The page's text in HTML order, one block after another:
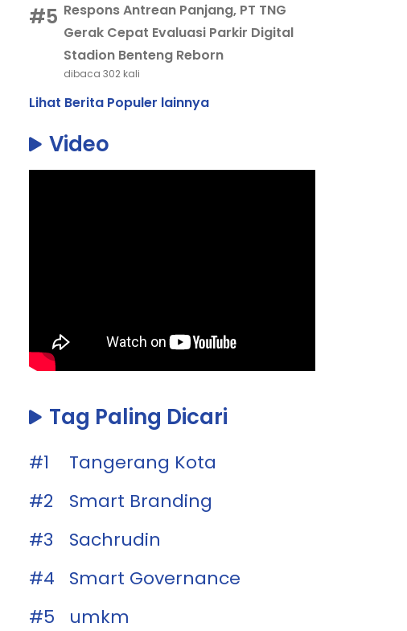
#5 Respons Antrean Panjang, PT TNG
Gerak Cepat Evaluasi Parkir Digital
Stadion Benteng Reborn
dibaca 302 kali
Lihat Berita Populer lainnya
Video
Tag Paling Dicari
#1
Tangerang Kota
#2
Smart Branding
#3
Sachrudin
#4
Smart Governance
#5
umkm